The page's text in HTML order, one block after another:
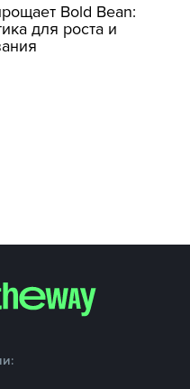
Bold Bean:
для роста и